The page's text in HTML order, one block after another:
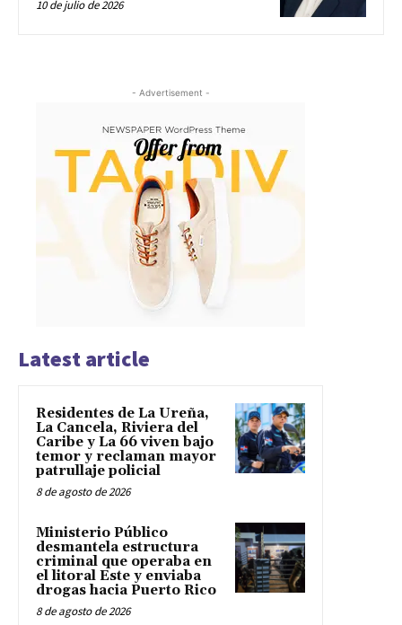
10 de julio de 2026
- Advertisement -
Latest article
Residentes de La Ureña,
La Cancela, Riviera del
Caribe y La 66 viven bajo
temor y reclaman mayor
patrullaje policial
8 de agosto de 2026
Ministerio Público
desmantela estructura
criminal que operaba en
el litoral Este y enviaba
drogas hacia Puerto Rico
8 de agosto de 2026